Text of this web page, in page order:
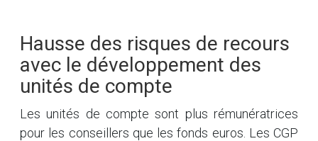
Hausse des risques de recours
avec le développement des
unités de compte
Les unités de compte sont plus rémunératrices
pour les conseillers que les fonds euros. Les CGP